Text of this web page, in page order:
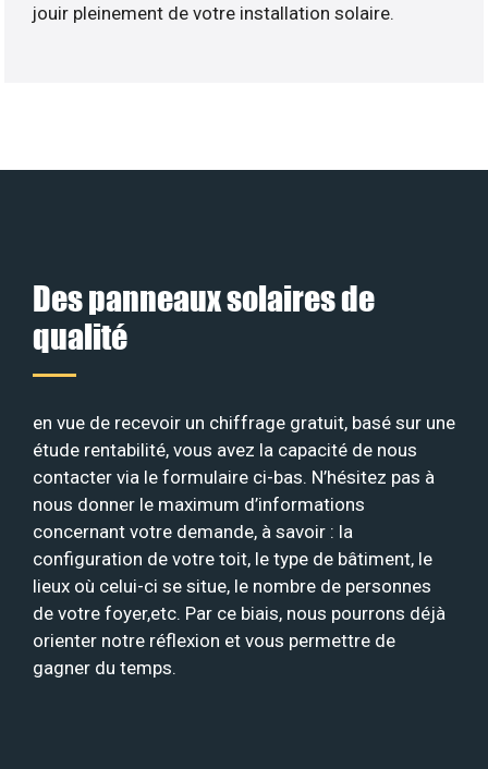
jouir pleinement de votre installation solaire.
Des panneaux solaires de
qualité
en vue de recevoir un chiffrage gratuit, basé sur une
étude rentabilité, vous avez la capacité de nous
contacter via le formulaire ci-bas. N’hésitez pas à
nous donner le maximum d’informations
concernant votre demande, à savoir : la
configuration de votre toit, le type de bâtiment, le
lieux où celui-ci se situe, le nombre de personnes
de votre foyer,etc. Par ce biais, nous pourrons déjà
orienter notre réflexion et vous permettre de
gagner du temps.